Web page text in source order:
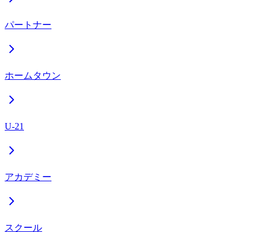
パートナー
ホームタウン
U-21
アカデミー
スクール